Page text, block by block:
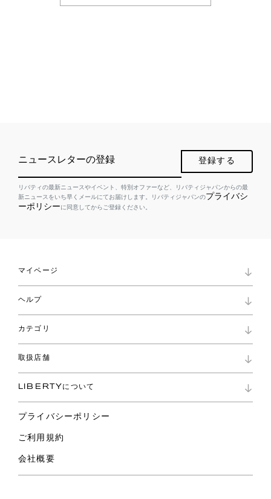
ニュースレターの登録 登録する
リバティの最新ニュースやイベント、特別オファーなど、リバティジャパンからの最
新ニュースをいち早くメールにてお届けします。リバティジャパンのプライバシ
ーポリシーに同意してからご登録ください。
マイページ
ロイヤリティプログラム
パスワード再設定
ショッピングバッグ
ヘルプ
お問い合わせ
よくあるご質問
ご利用ガイド
カテゴリ
コレクション
ファブリックス
バッグ
スカーフ
ウェア
ライフスタイル
スペシャル
取扱店舗
リバティ・ファブリックス
LIBERTYについて
プライバシーポリシー
ご利用規約
会社概要